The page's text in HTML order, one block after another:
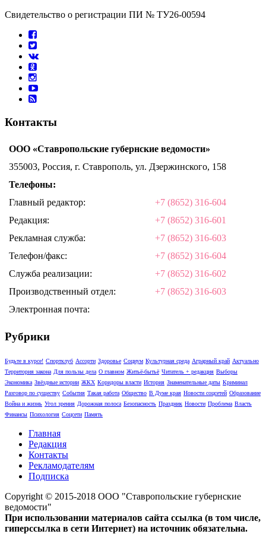
Свидетельство о регистрации ПИ № ТУ26-00594
Контакты
ООО «Ставропольские губернские ведомости»
355003, Россия, г. Ставрополь, ул. Дзержинского, 158
Телефоны:
Главный редактор:
+7 (8652) 316-604
Редакция:
+7 (8652) 316-601
Рекламная служба:
+7 (8652) 316-603
Телефон/факс:
+7 (8652) 316-604
Служба реализации:
+7 (8652) 316-602
Производственный отдел:
+7 (8652) 316-603
Электронная почта:
Рубрики
Будьте в курсе! Спортклуб Ассорти Здоровье Социум Культурная среда Аграрный край Актуально
Территория закона Для пользы дела О главном Житьё-бытьё Читатель + редакция Выборы
Экономика Звёздные истории ЖКХ Коридоры власти История Знаменательные даты Криминал
Разговор по существу События Такая работа Общество В Думе края Новости соцсетей Образование
Война и жизнь Угол зрения Дорожная полоса Безопасность Праздник Новости Проблема Власть
Финансы Психология Соцсети Память
Главная
Редакция
Контакты
Рекламодателям
Подписка
Copyright © 2015-2018 ООО "Ставропольские губернские
ведомости"
При использовании материалов сайта ссылка (в том числе,
гиперссылка в сети Интернет) на источник обязательна.